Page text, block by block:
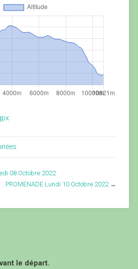
08 Octobre 2022
PROMENADE Lundi 10 Octobre 2022→
le départ.